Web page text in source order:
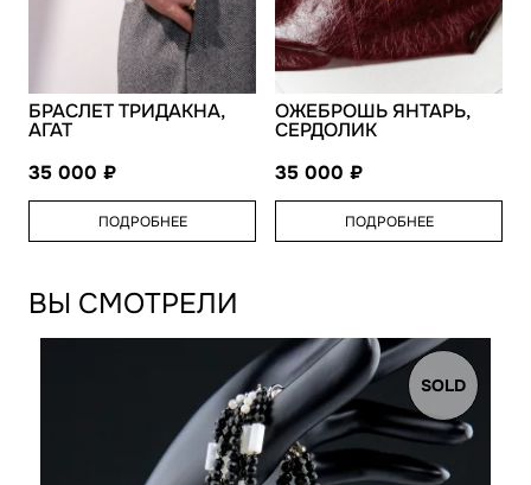
БРАСЛЕТ ТРИДАКНА,
АГАТ
35 000
ПОДРОБНЕЕ
ОЖЕБРОШЬ ЯНТАРЬ,
СЕРДОЛИК
35 000
ПОДРОБНЕЕ
ВЫ СМОТРЕЛИ
SOLD